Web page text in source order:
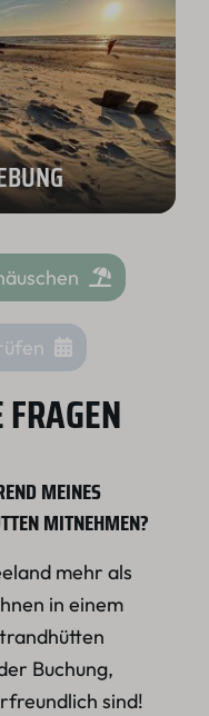
MEINES
MITNEHMEN?
mehr als
in einem
Buchung,
sind!